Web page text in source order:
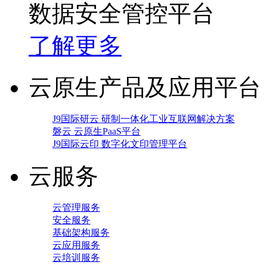
数据安全管控平台
了解更多
云原生产品及应用平台
J9国际研云 研制一体化工业互联网解决方案
磐云 云原生PaaS平台
J9国际云印 数字化文印管理平台
云服务
云管理服务
安全服务
基础架构服务
云应用服务
云培训服务